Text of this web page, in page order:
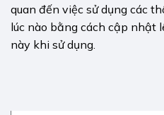
quan đến việc sử dụng các
lúc nào bằng cách cập nhật
này khi sử dụng.